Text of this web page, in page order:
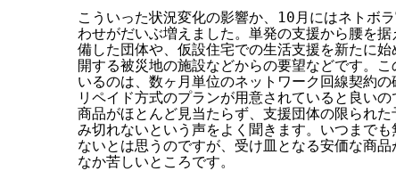
こういった状況変化の影響か、10月にはネトボ
わせがだいぶ増えました。単発の支援から腰を
備した団体や、仮設住宅での生活支援を新たに
開する被災地の施設などからの要望などです。
いるのは、数ヶ月単位のネットワーク回線契約
リペイド方式のプランが用意されていると良い
商品がほとんど見当たらず、支援団体の限られ
み切れないという声をよく聞きます。いつまで
ないとは思うのですが、受け皿となる安価な商
なか苦しいところです。